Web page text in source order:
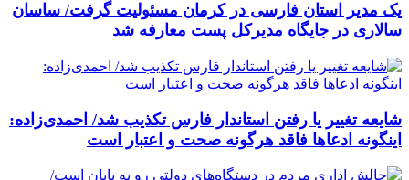
یک مدیر استان فارسی در کرمان مسئولیت گرفت/ ساسان
سالاری در جایگاه مدیرکل پست معارفه شد
شایعه تغییر یا رفتن استاندار فارس تکذیب شد/ احمدی‌زاده:
اینگونه ادعاها فاقد هرگونه صحت و اعتبار است